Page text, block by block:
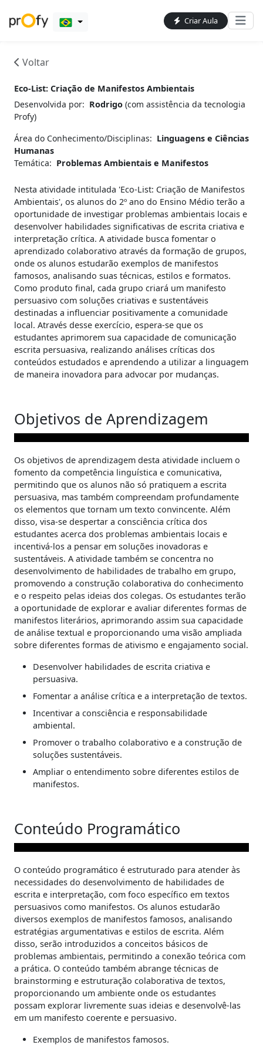
Criar Aula
Voltar
Eco-List: Criação de Manifestos Ambientais
Desenvolvida por: Rodrigo (com assistência da tecnologia
Profy)
Área do Conhecimento/Disciplinas: Linguagens e Ciências
Humanas
Temática: Problemas Ambientais e Manifestos
Nesta atividade intitulada 'Eco-List: Criação de Manifestos
Ambientais', os alunos do 2º ano do Ensino Médio terão a
oportunidade de investigar problemas ambientais locais e
desenvolver habilidades significativas de escrita criativa e
interpretação crítica. A atividade busca fomentar o
aprendizado colaborativo através da formação de grupos,
onde os alunos estudarão exemplos de manifestos
famosos, analisando suas técnicas, estilos e formatos.
Como produto final, cada grupo criará um manifesto
persuasivo com soluções criativas e sustentáveis
destinadas a influenciar positivamente a comunidade
local. Através desse exercício, espera-se que os
estudantes aprimorem sua capacidade de comunicação
escrita persuasiva, realizando análises críticas dos
conteúdos estudados e aprendendo a utilizar a linguagem
de maneira inovadora para advocar por mudanças.
Objetivos de Aprendizagem
Os objetivos de aprendizagem desta atividade incluem o
fomento da competência linguística e comunicativa,
permitindo que os alunos não só pratiquem a escrita
persuasiva, mas também compreendam profundamente
os elementos que tornam um texto convincente. Além
disso, visa-se despertar a consciência crítica dos
estudantes acerca dos problemas ambientais locais e
incentivá-los a pensar em soluções inovadoras e
sustentáveis. A atividade também se concentra no
desenvolvimento de habilidades de trabalho em grupo,
promovendo a construção colaborativa do conhecimento
e o respeito pelas ideias dos colegas. Os estudantes terão
a oportunidade de explorar e avaliar diferentes formas de
manifestos literários, aprimorando assim sua capacidade
de análise textual e proporcionando uma visão ampliada
sobre diferentes formas de ativismo e engajamento social.
Desenvolver habilidades de escrita criativa e
persuasiva.
Fomentar a análise crítica e a interpretação de textos.
Incentivar a consciência e responsabilidade
ambiental.
Promover o trabalho colaborativo e a construção de
soluções sustentáveis.
Ampliar o entendimento sobre diferentes estilos de
manifestos.
Conteúdo Programático
O conteúdo programático é estruturado para atender às
necessidades do desenvolvimento de habilidades de
escrita e interpretação, com foco específico em textos
persuasivos como manifestos. Os alunos estudarão
diversos exemplos de manifestos famosos, analisando
estratégias argumentativas e estilos de escrita. Além
disso, serão introduzidos a conceitos básicos de
problemas ambientais, permitindo a conexão teórica com
a prática. O conteúdo também abrange técnicas de
brainstorming e estruturação colaborativa de textos,
proporcionando um ambiente onde os estudantes
possam explorar livremente suas ideias e desenvolvê-las
em um manifesto coerente e persuasivo.
Exemplos de manifestos famosos.